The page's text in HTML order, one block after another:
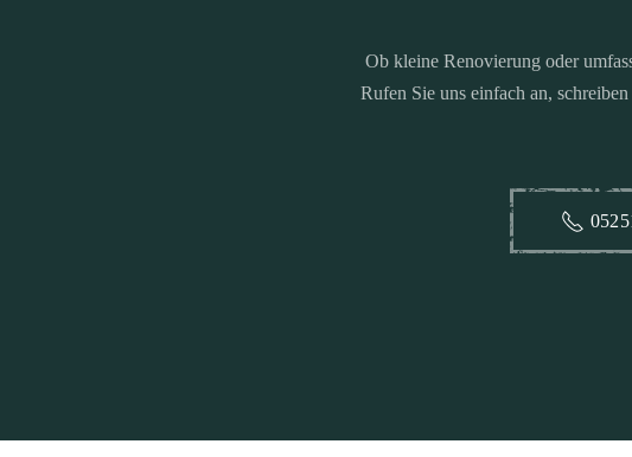
Ob kleine Renovierung oder
Rufen Sie uns einfach an,